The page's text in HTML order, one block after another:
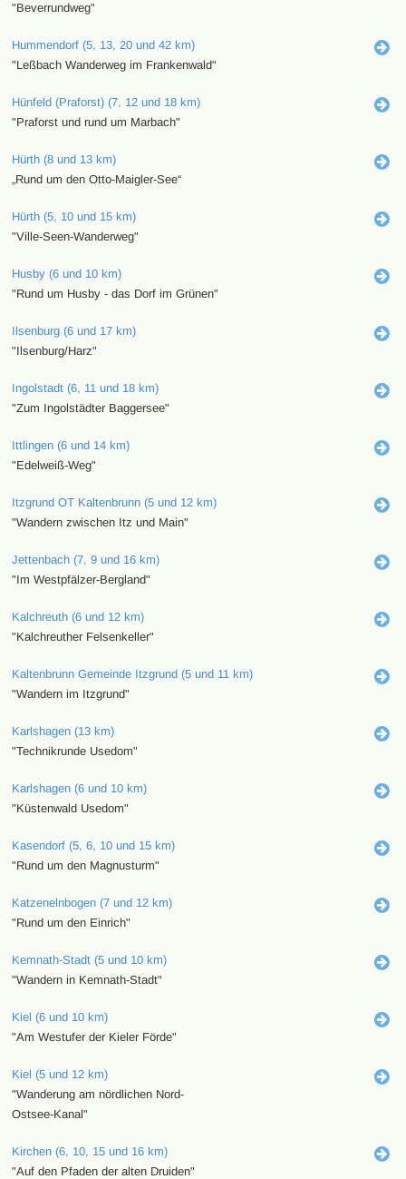
"Beverrundweg"
Hummendorf (5, 13, 20 und 42 km)
"Leßbach Wanderweg im Frankenwald"
Hünfeld (Praforst) (7, 12 und 18 km)
"Praforst und rund um Marbach"
Hürth (8 und 13 km)
„Rund um den Otto-Maigler-See“
Hürth (5, 10 und 15 km)
"Ville-Seen-Wanderweg"
Husby (6 und 10 km)
"Rund um Husby - das Dorf im Grünen"
Ilsenburg (6 und 17 km)
"Ilsenburg/Harz"
Ingolstadt (6, 11 und 18 km)
"Zum Ingolstädter Baggersee"
Ittlingen (6 und 14 km)
"Edelweiß-Weg"
Itzgrund OT Kaltenbrunn (5 und 12 km)
"Wandern zwischen Itz und Main"
Jettenbach (7, 9 und 16 km)
"Im Westpfälzer-Bergland"
Kalchreuth (6 und 12 km)
"Kalchreuther Felsenkeller"
Kaltenbrunn Gemeinde Itzgrund (5 und 11 km)
"Wandern im Itzgrund"
Karlshagen (13 km)
"Technikrunde Usedom"
Karlshagen (6 und 10 km)
"Küstenwald Usedom"
Kasendorf (5, 6, 10 und 15 km)
"Rund um den Magnusturm"
Katzenelnbogen (7 und 12 km)
"Rund um den Einrich"
Kemnath-Stadt (5 und 10 km)
"Wandern in Kemnath-Stadt"
Kiel (6 und 10 km)
"Am Westufer der Kieler Förde"
Kiel (5 und 12 km)
"Wanderung am nördlichen Nord-
Ostsee-Kanal"
Kirchen (6, 10, 15 und 16 km)
"Auf den Pfaden der alten Druiden"